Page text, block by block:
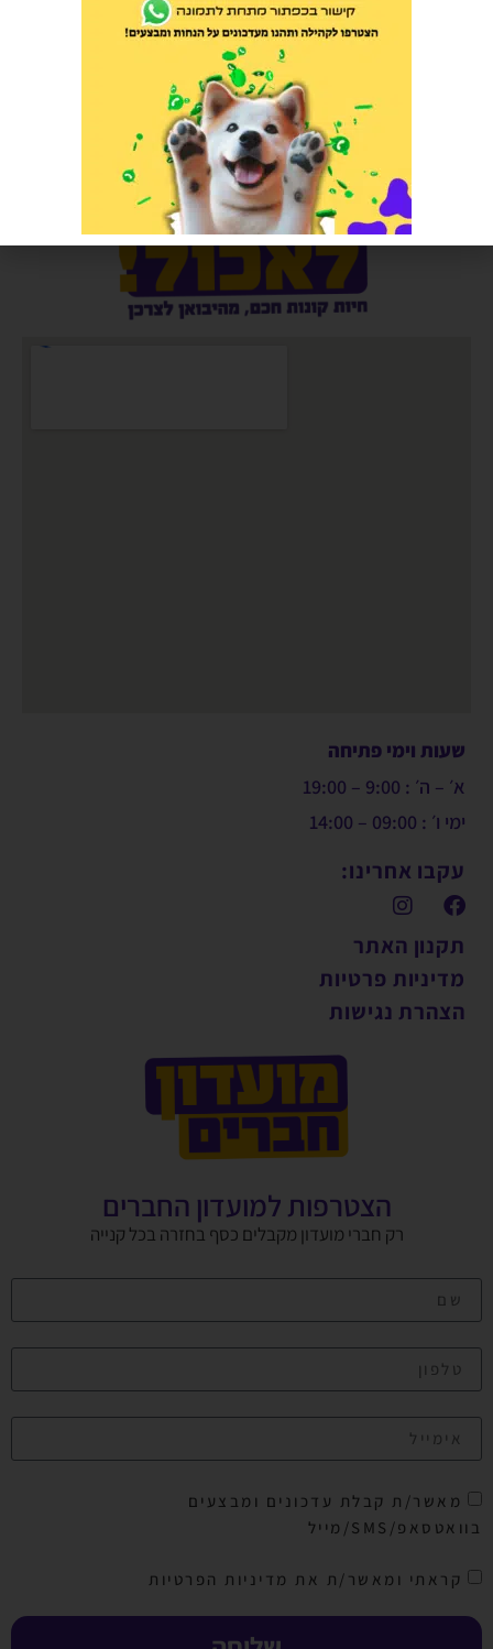
₪30.00
30.00
שעות וימי פתיחה
א׳ – ה׳ : 9:00 – 19:00
ימי ו׳ : 09:00 – 14:00
עקבו אחרינו:
תקנון האתר
מדיניות פרטיות
הצהרת נגישות
הצטרפות למועדון החברים
רק חברי מועדון מקבלים כסף בחזרה בכל קנייה
מאשר/ת קבלת עדכונים ומבצעים
בוואטסאפ/SMS/מייל
קראתי ומאשר/ת את מדיניות הפרטיות